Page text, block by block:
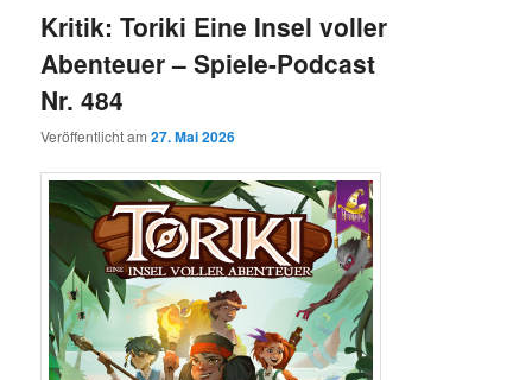
Kritik: Toriki Eine Insel voller
Abenteuer – Spiele-Podcast
Nr. 484
Veröffentlicht am27. Mai 2026